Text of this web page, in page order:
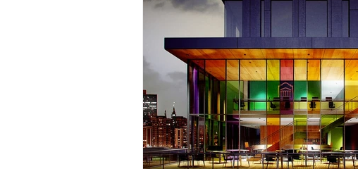
Trabalhos em Andamento Vray
Viver de 3D 3ds Max V-Ray
AutoCAD Revit